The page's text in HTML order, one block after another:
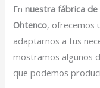
Ennuestra fábrica
Ohtenco, ofrecemos
adaptarnos a tus
mostramos algunos
que podemos